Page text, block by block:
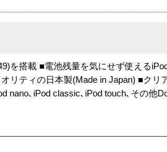
を搭載 ■電池残量を気にせず使える
リティの日本製(Made in Japan) ■クリ
nano､iPod classic､iPod touch､その他